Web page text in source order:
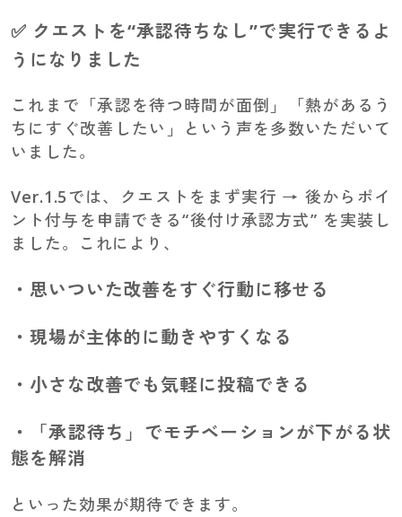
✅ クエストを“承認待ちなし”で実行できるよ
うになりました
これまで「承認を待つ時間が面倒」「熱があるう
ちにすぐ改善したい」という声を多数いただいて
いました。
Ver.1.5では、クエストをまず実行 → 後からポイ
ント付与を申請できる“後付け承認方式” を実装し
ました。これにより、
・思いついた改善をすぐ行動に移せる
・現場が主体的に動きやすくなる
・小さな改善でも気軽に投稿できる
・「承認待ち」でモチベーションが下がる状
態を解消
といった効果が期待できます。